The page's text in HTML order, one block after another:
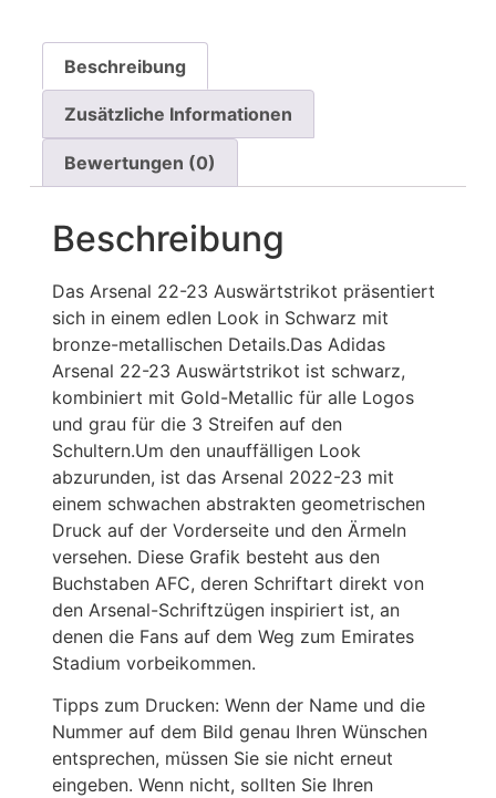
Beschreibung
Zusätzliche Informationen
Bewertungen (0)
Beschreibung
Das Arsenal 22-23 Auswärtstrikot präsentiert
sich in einem edlen Look in Schwarz mit
bronze-metallischen Details.Das Adidas
Arsenal 22-23 Auswärtstrikot ist schwarz,
kombiniert mit Gold-Metallic für alle Logos
und grau für die 3 Streifen auf den
Schultern.Um den unauffälligen Look
abzurunden, ist das Arsenal 2022-23 mit
einem schwachen abstrakten geometrischen
Druck auf der Vorderseite und den Ärmeln
versehen. Diese Grafik besteht aus den
Buchstaben AFC, deren Schriftart direkt von
den Arsenal-Schriftzügen inspiriert ist, an
denen die Fans auf dem Weg zum Emirates
Stadium vorbeikommen.
Tipps zum Drucken: Wenn der Name und die
Nummer auf dem Bild genau Ihren Wünschen
entsprechen, müssen Sie sie nicht erneut
eingeben. Wenn nicht, sollten Sie Ihren